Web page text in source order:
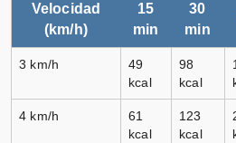
Velocidad
(km/h)
15
min
30
min
3 km/h
49
kcal
98
kcal
4 km/h
61
kcal
123
kcal